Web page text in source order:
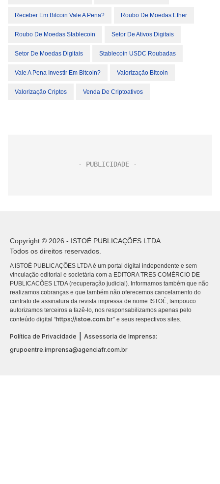
Receber Em Bitcoin Vale A Pena? Roubo De Moedas Ether
Roubo De Moedas Stablecoin Setor De Ativos Digitais
Setor De Moedas Digitais Stablecoin USDC Roubadas
Vale A Pena Investir Em Bitcoin? Valorização Bitcoin
Valorização Criptos Venda De Criptoativos
Copyright © 2026 - ISTOÉ PUBLICAÇÕES LTDA
Todos os direitos reservados.
A ISTOÉ PUBLICAÇÕES LTDA é um portal digital independente e sem
vinculação editorial e societária com a EDITORA TRES COMÉRCIO DE
PUBLICACÕES LTDA (recuperação judicial). Informamos também que não
realizamos cobranças e que também não oferecemos cancelamento do
contrato de assinatura da revista impressa de nome ISTOÉ, tampouco
autorizamos terceiros a fazê-lo, nos responsabilizamos apenas pelo
conteúdo digital “https://istoe.com.br” e seus respectivos sites.
Política de Privacidade
Assessoria de Imprensa:
grupoentre.imprensa@agenciafr.com.br